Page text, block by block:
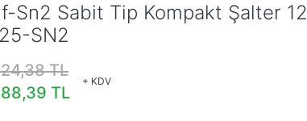
Sn2 Sabit Tip Kompakt Şalter
SN2
TL
TL
+ KDV